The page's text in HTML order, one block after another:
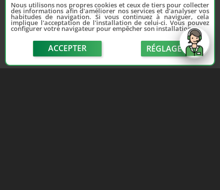
Nous utilisons nos propres cookies et ceux de tiers pour collecter
des informations afin d'améliorer nos services et d'analyser vos
habitudes de navigation. Si vous continuez à naviguer, cela
implique l'acceptation de l'installation de celui-ci. Vous pouvez
configurer votre navigateur pour empêcher son installation.
ACCEPTER RÉGLAGE